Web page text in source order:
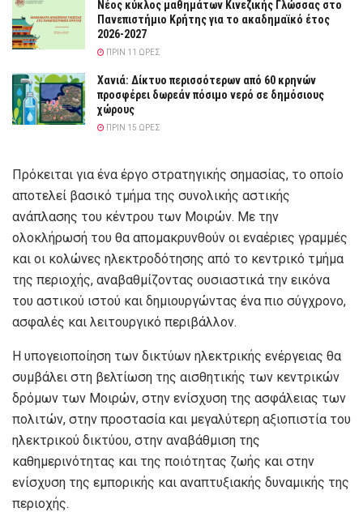
Νέος κύκλος μαθημάτων Κινεζικής Γλώσσας στο
Πανεπιστήμιο Κρήτης για το ακαδημαϊκό έτος
2026-2027
ΠΡΙΝ 11 ΏΡΕΣ
Χανιά: Δίκτυο περισσότερων από 60 κρηνών
προσφέρει δωρεάν πόσιμο νερό σε δημόσιους
χώρους
ΠΡΙΝ 15 ΏΡΕΣ
Πρόκειται για ένα έργο στρατηγικής σημασίας, το οποίο
αποτελεί βασικό τμήμα της συνολικής αστικής
ανάπλασης του κέντρου των Μοιρών. Με την
ολοκλήρωσή του θα απομακρυνθούν οι εναέριες γραμμές
και οι κολώνες ηλεκτροδότησης από το κεντρικό τμήμα
της περιοχής, αναβαθμίζοντας ουσιαστικά την εικόνα
του αστικού ιστού και δημιουργώντας ένα πιο σύγχρονο,
ασφαλές και λειτουργικό περιβάλλον.
Η υπογειοποίηση των δικτύων ηλεκτρικής ενέργειας θα
συμβάλει στη βελτίωση της αισθητικής των κεντρικών
δρόμων των Μοιρών, στην ενίσχυση της ασφάλειας των
πολιτών, στην προστασία και μεγαλύτερη αξιοπιστία του
ηλεκτρικού δικτύου, στην αναβάθμιση της
καθημερινότητας και της ποιότητας ζωής και στην
ενίσχυση της εμπορικής και αναπτυξιακής δυναμικής της
περιοχής.